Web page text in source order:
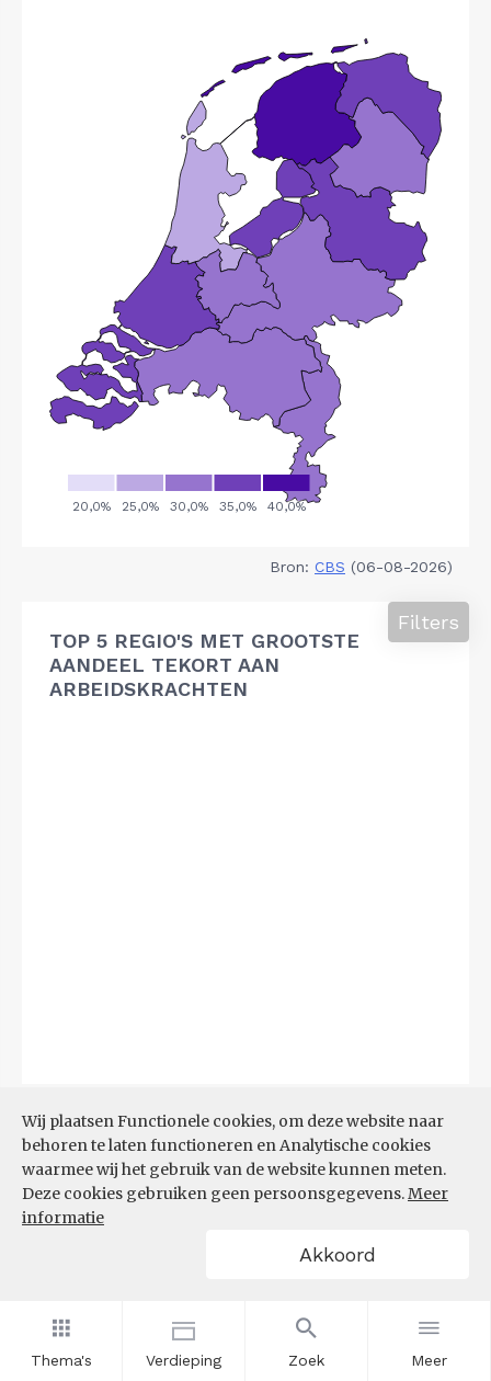
Thema's Verdieping Zoek Meer
Wij plaatsen Functionele cookies, om deze website naar
behoren te laten functioneren en Analytische cookies
waarmee wij het gebruik van de website kunnen meten.
Deze cookies gebruiken geen persoonsgegevens.Meer
informatie
Akkoord
Bron: CBS (06-08-2026)
TOP 5 REGIO'S MET GROOTSTE
AANDEEL TEKORT AAN
ARBEIDSKRACHTEN
Filters
TOP 10 REGIO'S MET KLEINSTE
AANDEEL TEKORT AAN
ARBEIDSKRACHTEN
Filters